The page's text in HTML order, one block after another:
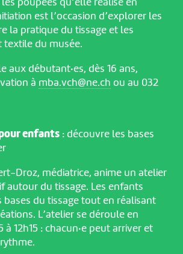
poupées qu’elle réalise en
est l’occasion d’explorer les
la pratique du tissage et les
textile du musée.
aux débutant·es, dès 16 ans,
à mba.vch@ne.ch ou au 032
enfants: découvre les bases
Droz, médiatrice, anime un atelier
autour du tissage. Les enfants
du tissage tout en réalisant
L’atelier se déroule en
à 12h15 : chacun·e peut arriver et